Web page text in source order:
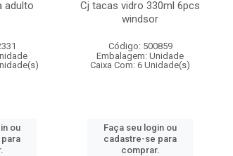
adulto
ou
Cj tacas vidro 330ml 6pcs
windsor
Código: 500859
Embalagem: Unidade
Caixa Com: 6 Unidade(s)
Faça seu login ou
cadastre-se para
comprar.